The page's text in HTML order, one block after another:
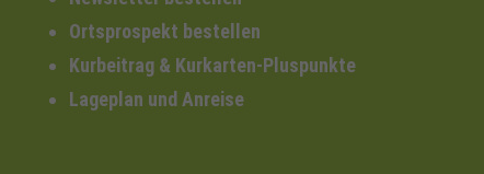
Ortsprospekt bestellen
Kurbeitrag & Kurkarten-Pluspunkte
Lageplan und Anreise